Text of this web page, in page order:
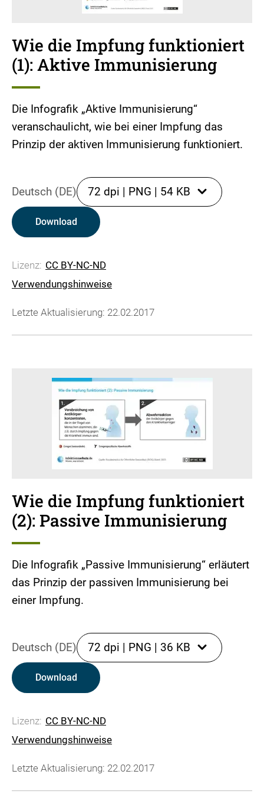
Wie die Impfung funktioniert
(1): Aktive Immunisierung
Die Infografik „Aktive Immunisierung“
veranschaulicht, wie bei einer Impfung das
Prinzip der aktiven Immunisierung funktioniert.
Deutsch (DE) 72 dpi | PNG | 54 KB
Download
Lizenz: CC BY-NC-ND
Verwendungshinweise
Letzte Aktualisierung: 22.02.2017
Wie die Impfung funktioniert
(2): Passive Immunisierung
Die Infografik „Passive Immunisierung“ erläutert
das Prinzip der passiven Immunisierung bei
einer Impfung.
Deutsch (DE) 72 dpi | PNG | 36 KB
Download
Lizenz: CC BY-NC-ND
Verwendungshinweise
Letzte Aktualisierung: 22.02.2017